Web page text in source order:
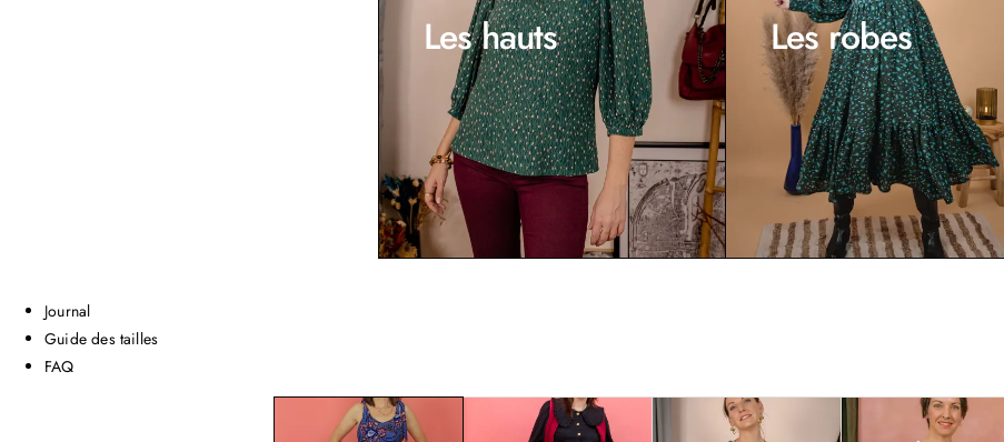
Les hauts Les robes
Journal
Guide des tailles
FAQ